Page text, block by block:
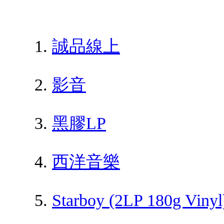
誠品線上
影音
黑膠LP
西洋音樂
Starboy (2LP 180g